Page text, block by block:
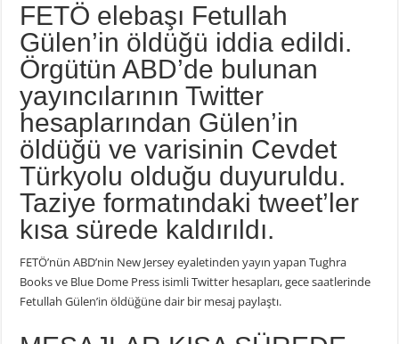
FETÖ elebaşı Fetullah
Gülen’in öldüğü iddia edildi.
Örgütün ABD’de bulunan
yayıncılarının Twitter
hesaplarından Gülen’in
öldüğü ve varisinin Cevdet
Türkyolu olduğu duyuruldu.
Taziye formatındaki tweet’ler
kısa sürede kaldırıldı.
FETÖ’nün ABD’nin New Jersey eyaletinden yayın yapan Tughra
Books ve Blue Dome Press isimli Twitter hesapları, gece saatlerinde
Fetullah Gülen’in öldüğüne dair bir mesaj paylaştı.